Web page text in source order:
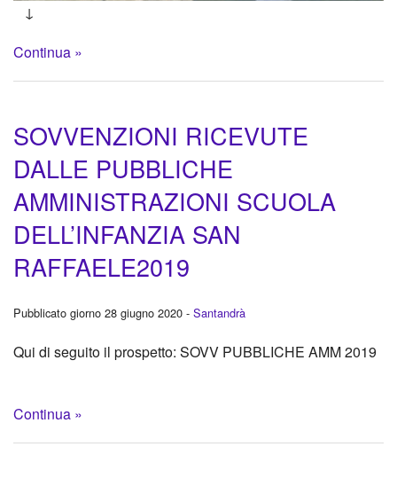
↓
Continua »
SOVVENZIONI RICEVUTE
DALLE PUBBLICHE
AMMINISTRAZIONI SCUOLA
DELL’INFANZIA SAN
RAFFAELE2019
Pubblicato giorno 28 giugno 2020 - Santandrà
Qui di seguito il prospetto: SOVV PUBBLICHE AMM 2019
Continua »